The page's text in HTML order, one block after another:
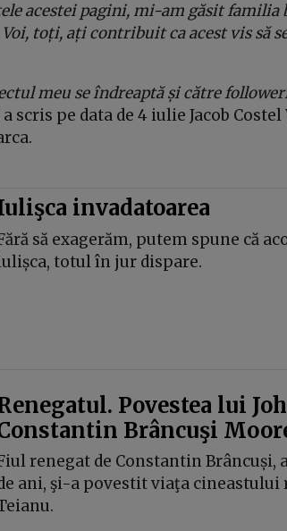
acestei pagini, mi-am găsit familia
toți, ați contribuit ca acest vis să
meu se îndreaptă și către
a scris pe data de 4 iulie Jacob
invadatoarea
să exagerăm, putem spune că
totul în jur dispare.
Povestea lui
Brâncuşi
renegat de Constantin Brâncuși,
ani, şi-a povestit viaţa cineastului